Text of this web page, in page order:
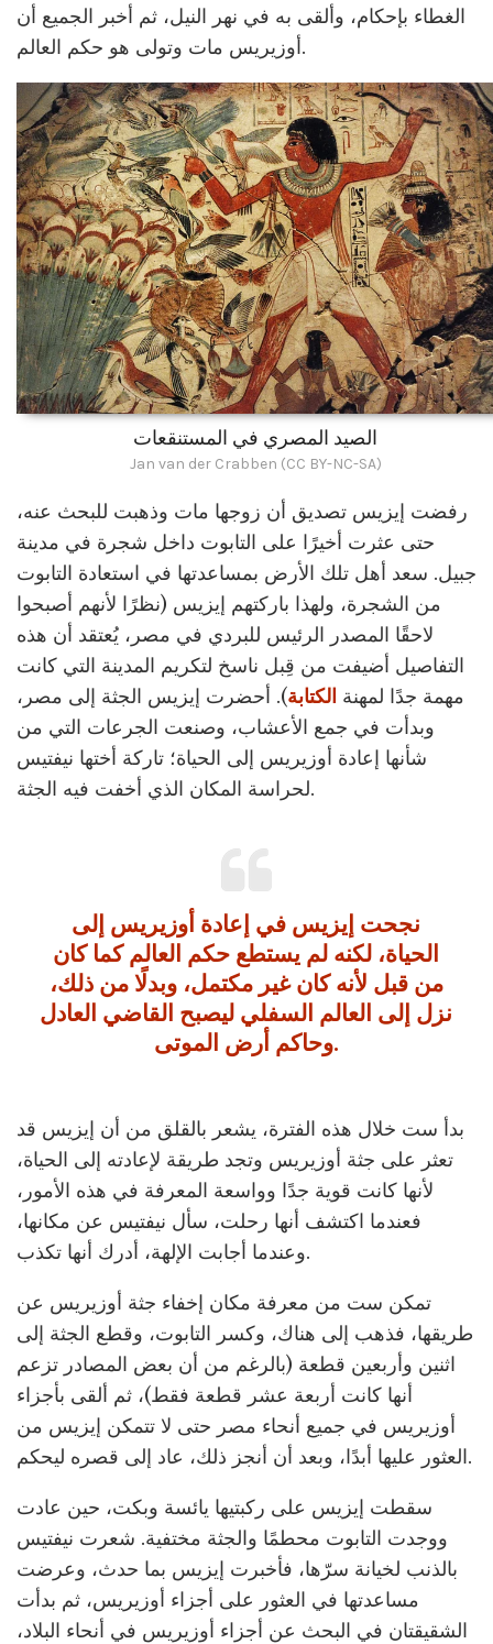
الغطاء بإحكام، وألقى به في نهر النيل، ثم أخبر الجميع أن
أوزيريس مات وتولى هو حكم العالم.
الصيد المصري في المستنقعات
Jan van der Crabben (CC BY-NC-SA)
رفضت إيزيس تصديق أن زوجها مات وذهبت للبحث عنه،
حتى عثرت أخيرًا على التابوت داخل شجرة في مدينة
جبيل. سعد أهل تلك الأرض بمساعدتها في استعادة التابوت
من الشجرة، ولهذا باركتهم إيزيس (نظرًا لأنهم أصبحوا
لاحقًا المصدر الرئيس للبردي في مصر، يُعتقد أن هذه
التفاصيل أضيفت من قِبل ناسخ لتكريم المدينة التي كانت
مهمة جدًا لمهنة الكتابة). أحضرت إيزيس الجثة إلى مصر،
وبدأت في جمع الأعشاب، وصنعت الجرعات التي من
شأنها إعادة أوزيريس إلى الحياة؛ تاركة أختها نيفتيس
لحراسة المكان الذي أخفت فيه الجثة.
نجحت إيزيس في إعادة أوزيريس إلى
الحياة، لكنه لم يستطع حكم العالم كما كان
من قبل لأنه كان غير مكتمل، وبدلًا من ذلك،
نزل إلى العالم السفلي ليصبح القاضي العادل
وحاكم أرض الموتى.
بدأ ست خلال هذه الفترة، يشعر بالقلق من أن إيزيس قد
تعثر على جثة أوزيريس وتجد طريقة لإعادته إلى الحياة،
لأنها كانت قوية جدًا وواسعة المعرفة في هذه الأمور،
فعندما اكتشف أنها رحلت، سأل نيفتيس عن مكانها،
وعندما أجابت الإلهة، أدرك أنها تكذب.
تمكن ست من معرفة مكان إخفاء جثة أوزيريس عن
طريقها، فذهب إلى هناك، وكسر التابوت، وقطع الجثة إلى
اثنين وأربعين قطعة (بالرغم من أن بعض المصادر تزعم
أنها كانت أربعة عشر قطعة فقط)، ثم ألقى بأجزاء
أوزيريس في جميع أنحاء مصر حتى لا تتمكن إيزيس من
العثور عليها أبدًا، وبعد أن أنجز ذلك، عاد إلى قصره ليحكم.
سقطت إيزيس على ركبتيها يائسة وبكت، حين عادت
ووجدت التابوت محطمًا والجثة مختفية. شعرت نيفتيس
بالذنب لخيانة سرّها، فأخبرت إيزيس بما حدث، وعرضت
مساعدتها في العثور على أجزاء أوزيريس، ثم بدأت
الشقيقتان في البحث عن أجزاء أوزيريس في أنحاء البلاد،